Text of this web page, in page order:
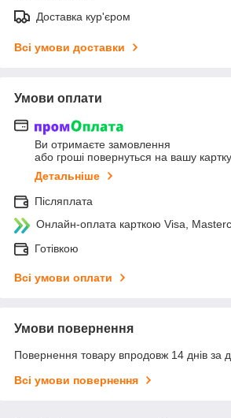
Доставка кур'єром
Всі умови доставки
Умови оплати
Ви отримаєте замовлення
або гроші повернуться на вашу картку
Детальніше
Післяплата
Онлайн-оплата карткою Visa,
Готівкою
Всі умови оплати
Умови повернення
Повернення товару впродовж 14 днів за
Всі умови повернення